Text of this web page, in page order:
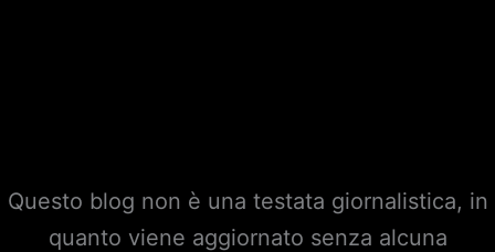
Questo blog non è una testata giornalistica, in
quanto viene aggiornato senza alcuna